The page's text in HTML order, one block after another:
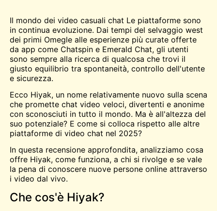
Il mondo dei video casuali chat Le piattaforme sono
in continua evoluzione. Dai tempi del selvaggio west
dei primi Omegle alle esperienze più curate offerte
da app come Chatspin e Emerald Chat, gli utenti
sono sempre alla ricerca di qualcosa che trovi il
giusto equilibrio tra spontaneità, controllo dell'utente
e sicurezza.
Ecco Hiyak, un nome relativamente nuovo sulla scena
che promette chat video veloci, divertenti e anonime
con sconosciuti in tutto il mondo. Ma è all'altezza del
suo potenziale? E come si colloca rispetto alle altre
piattaforme di video chat nel 2025?
In questa recensione approfondita, analizziamo cosa
offre Hiyak, come funziona, a chi si rivolge e se vale
la pena di conoscere nuove persone online attraverso
i video dal vivo.
Che cos'è Hiyak?